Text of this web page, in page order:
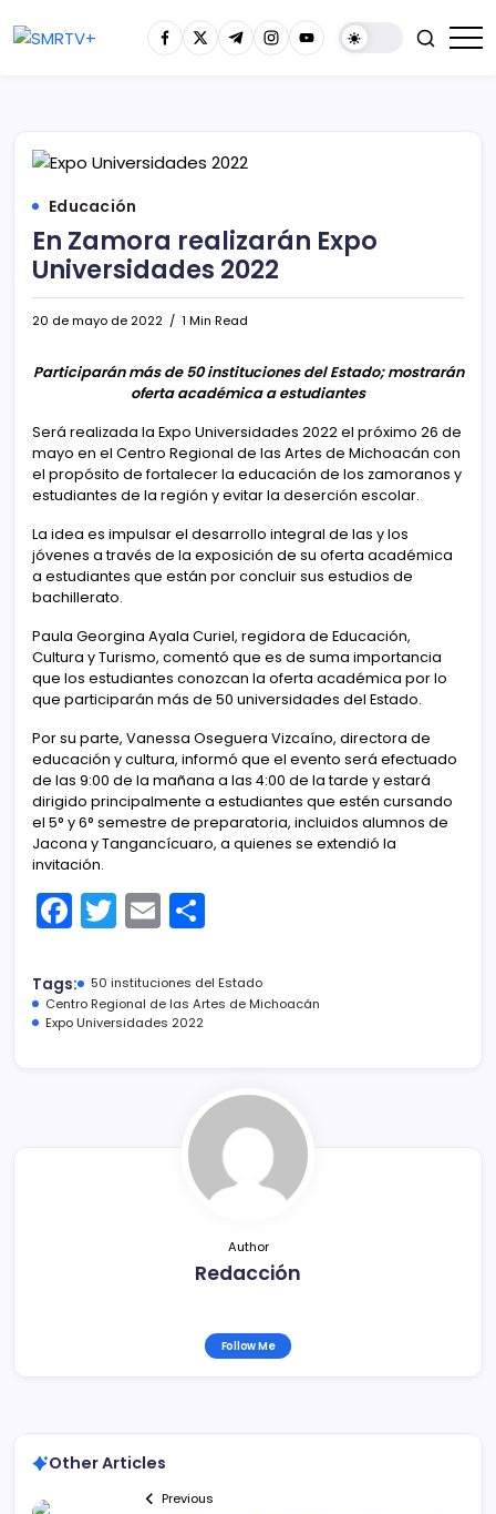
Educación
En Zamora realizarán Expo
Universidades 2022
20 de mayo de 2022 1 Min Read
Participarán más de 50 instituciones del Estado; mostrarán
oferta académica a estudiantes
Será realizada la Expo Universidades 2022 el próximo 26 de
mayo en el Centro Regional de las Artes de Michoacán con
el propósito de fortalecer la educación de los zamoranos y
estudiantes de la región y evitar la deserción escolar.
La idea es impulsar el desarrollo integral de las y los
jóvenes a través de la exposición de su oferta académica
a estudiantes que están por concluir sus estudios de
bachillerato.
Paula Georgina Ayala Curiel, regidora de Educación,
Cultura y Turismo, comentó que es de suma importancia
que los estudiantes conozcan la oferta académica por lo
que participarán más de 50 universidades del Estado.
Por su parte, Vanessa Oseguera Vizcaíno, directora de
educación y cultura, informó que el evento será efectuado
de las 9:00 de la mañana a las 4:00 de la tarde y estará
dirigido principalmente a estudiantes que estén cursando
el 5° y 6° semestre de preparatoria, incluidos alumnos de
Jacona y Tangancícuaro, a quienes se extendió la
invitación.
F
a
c
e
T
w
itt
er
E
m
ai
l
m
p
tir
Tags:
50 instituciones del Estado
Centro Regional de las Artes de Michoacán
Expo Universidades 2022
Author
Redacción
Follow Me
Other Articles
Previous